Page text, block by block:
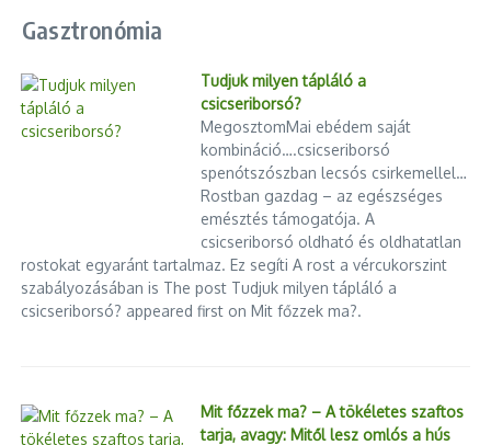
Gasztronómia
Tudjuk milyen tápláló a
csicseriborsó?
MegosztomMai ebédem saját
kombináció….csicseriborsó
spenótszószban lecsós csirkemellel…
Rostban gazdag – az egészséges
emésztés támogatója. A
csicseriborsó oldható és oldhatatlan
rostokat egyaránt tartalmaz. Ez segíti A rost a vércukorszint
szabályozásában is The post Tudjuk milyen tápláló a
csicseriborsó? appeared first on Mit főzzek ma?.
Mit főzzek ma? – A tökéletes szaftos
tarja, avagy: Mitől lesz omlós a hús